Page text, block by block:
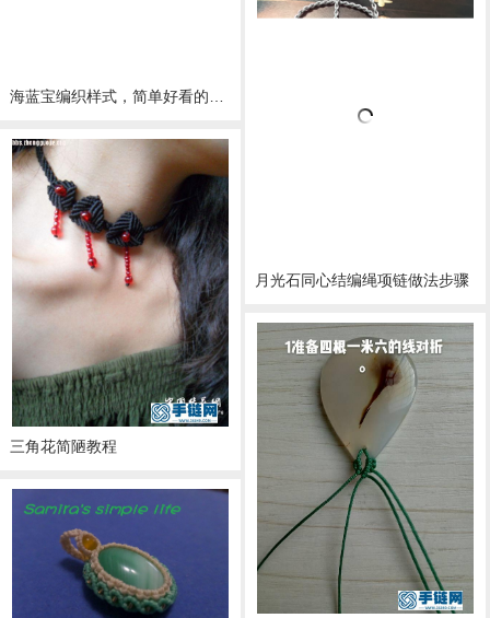
月光石同心结编绳项链做法步骤
三角花简陋教程